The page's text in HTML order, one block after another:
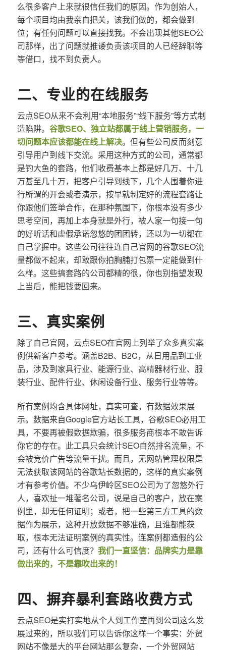
么很多客户上来就很信任我们的原因。作为创始人，
每个项目均由我亲自把关，该我们做的，都会做到
位；有任何问题可以直接找我。不会出现其他SEO公
司那样，出了问题就推诿负责该项目的人已经辞职等
等借口，找不到负责人。
二、专业的在线服务
云点SEO从来不会利用“本地服务”“线下服务”等方式制
造陷阱。 谷歌SEO、独立站都属于线上营销服务，一
切问题本应该都能在线上解决。但有些公司反而刻意
引导用户到线下交流。采用这种方式的公司，通常都
是钓大鱼的套路，他们收费基本上都是好几万、十几
万甚至几十万，把客户引导到线下，几个人围着你进
行所谓的开会或者演示，按早就制定好的流程套路让
你跟他们签单合作，在那种氛围下，你根本没有多少
思考空间，再加上本身就是外行，被人家一句接一句
的好听话和虚假承诺忽悠的团团转，还以为一切都在
自己掌握中。这些公司往往连自己官网的谷歌SEO流
量都做不起来，却敢跟你拍胸脯打包票一定能做到什
么样。这些搞套路的公司都精的很，你也别指望发现
上当后，能把钱要回来。
三、真实案例
除了自己官网，云点SEO在官网上列举了众多真实案
例供新客户参考。涵盖B2B、B2C，从日用品到工业
品，涉及到家具行业、能源行业、高精器材行业、服
装行业、配件行业、休闲设备行业、服务行业等等。
所有案例均含具体网址，真实可查，有数据效果展
示。数据来自Google官方站长工具，谷歌SEO必用工
具，不要再被假数据欺骗，很多服务商根本不敢告诉
你它的存在。此工具只会统计SEO自然排名流量，不
会被竞价广告等流量干扰。而且，无网站管理权限是
无法获取该网站的谷歌站长数据的，这样的真实案例
才有参考价值。不少乌伊岭区SEO公司为了忽悠外行
人，喜欢扯一堆著名公司，说是自己的客户，放在案
例里，却无任何证明；或者，把一些第三方工具的数
据作为展示，这种开放数据不够准确，且谁都能获
取，根本无法证明案例的真实性。连案例都造假的公
司，还有什么可信度？ 我们一直坚信：品牌实力是靠
做出来的，不是靠吹出来的！
四、摒弃暴利套路收费方式
云点SEO是实打实地从个人到工作室再到公司这么发
展过来的，所以我们可以告诉你这样一个事实：外贸
网站不像是大的平台网站那么复杂，一个外贸网站